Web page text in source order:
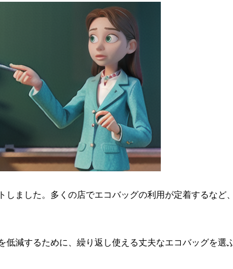
しました。多くの店でエコバッグの利用が定着するなど
低減するために、繰り返し使える丈夫なエコバッグを選